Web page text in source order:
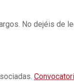
No dejéis de